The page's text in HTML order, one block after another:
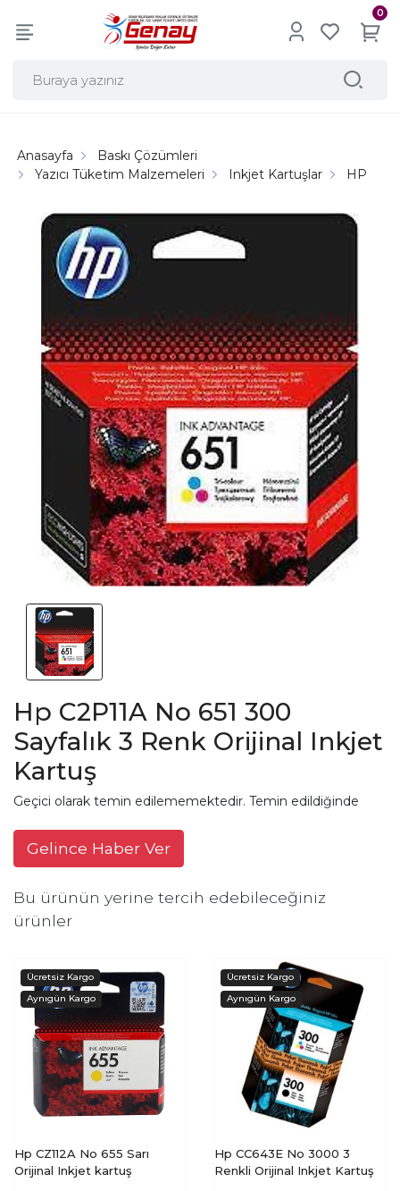
0
Anasayfa
Baskı Çözümleri
Yazıcı Tüketim Malzemeleri
Inkjet Kartuşlar HP
Hp C2P11A No 651 300
Sayfalık 3 Renk Orijinal Inkjet
Kartuş
Geçici olarak temin edilememektedir. Temin edildiğinde
Gelince Haber Ver
Bu ürünün yerine tercih edebileceğiniz
ürünler
Hp CZ112A No 655 Sarı
Orijinal Inkjet kartuş
Hp CC643E No 3000 3
Renkli Orijinal Inkjet Kartuş